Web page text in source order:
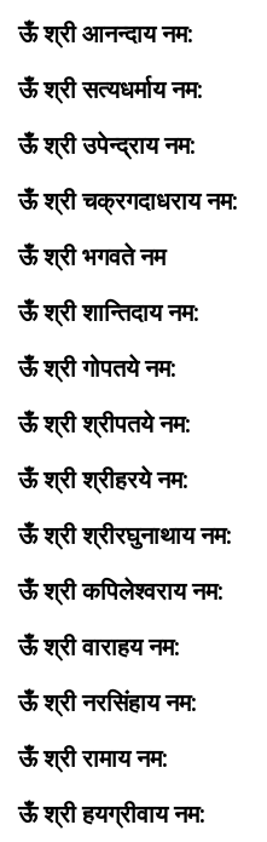
ऊँ श्री आनन्दाय नम:
ऊँ श्री सत्यधर्माय नम:
ऊँ श्री उपेन्द्राय नम:
ऊँ श्री चक्रगदाधराय नम:
ऊँ श्री भगवते नम
ऊँ श्री शान्तिदाय नम:
ऊँ श्री गोपतये नम:
ऊँ श्री श्रीपतये नम:
ऊँ श्री श्रीहरये नम:
ऊँ श्री श्रीरघुनाथाय नम:
ऊँ श्री कपिलेश्वराय नम:
ऊँ श्री वाराहय नम:
ऊँ श्री नरसिंहाय नम:
ऊँ श्री रामाय नम:
ऊँ श्री हयग्रीवाय नम: